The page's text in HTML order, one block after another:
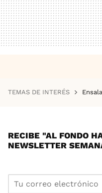
TEMAS DE INTERÉS
RECIBE "AL FONDO
NEWSLETTER